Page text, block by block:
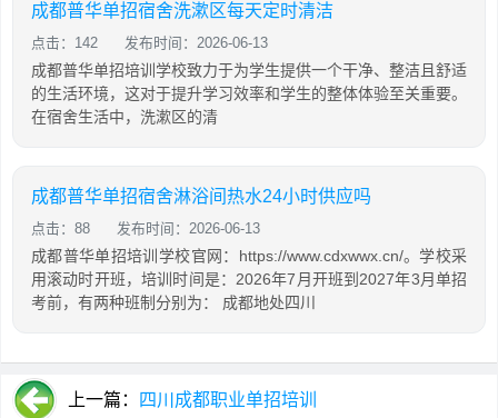
成都普华单招宿舍洗漱区每天定时清洁
点击：142 发布时间：2026-06-13
成都普华单招培训学校致力于为学生提供一个干净、整洁且舒适
的生活环境，这对于提升学习效率和学生的整体体验至关重要。
在宿舍生活中，洗漱区的清
成都普华单招宿舍淋浴间热水24小时供应吗
点击：88 发布时间：2026-06-13
成都普华单招培训学校官网：https://www.cdxwwx.cn/。学校采
用滚动时开班，培训时间是：2026年7月开班到2027年3月单招
考前，有两种班制分别为： 成都地处四川
上一篇： 四川成都职业单招培训